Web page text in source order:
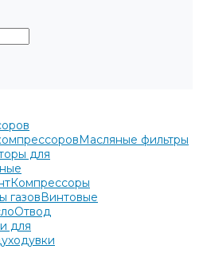
Масляные фильтры
для
Компрессоры
газовВинтовые
Отвод
для